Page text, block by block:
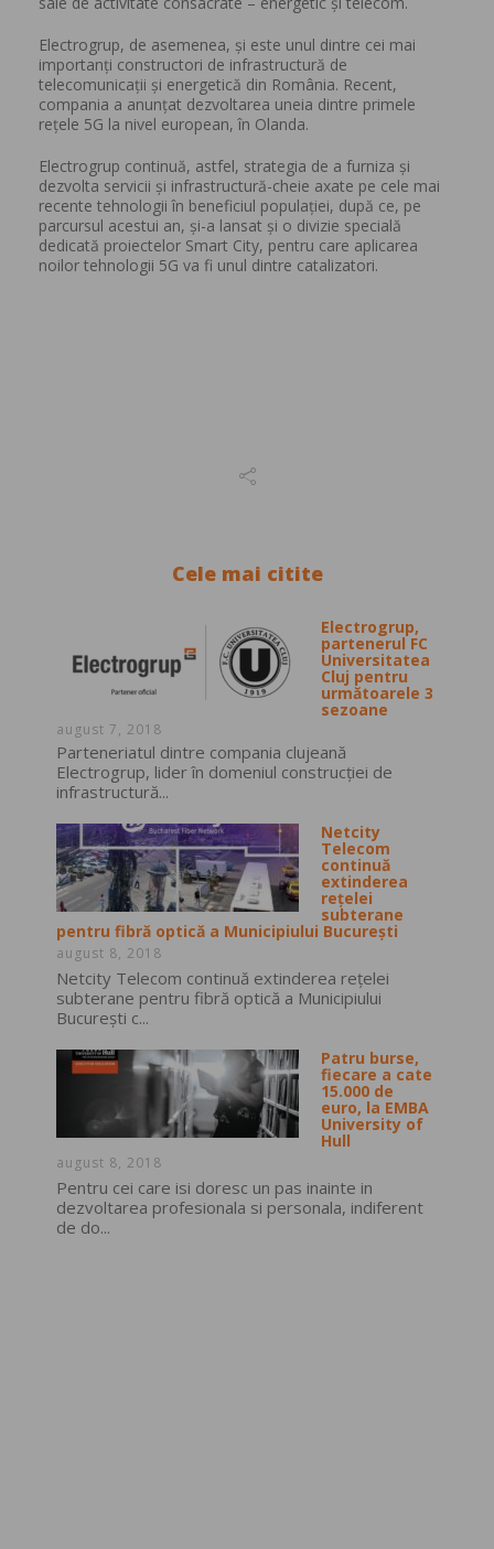
Electrogrup, de asemenea, și este unul dintre cei mai
importanți constructori de infrastructură de
telecomunicații și energetică din România. Recent,
compania a anunțat dezvoltarea uneia dintre primele
rețele 5G la nivel european, în Olanda.
Electrogrup continuă, astfel, strategia de a furniza și
dezvolta servicii și infrastructură-cheie axate pe cele mai
recente tehnologii în beneficiul populației, după ce, pe
parcursul acestui an, și-a lansat și o divizie specială
dedicată proiectelor Smart City, pentru care aplicarea
noilor tehnologii 5G va fi unul dintre catalizatori.
Cele mai citite
Electrogrup,
partenerul FC
Universitatea
Cluj pentru
următoarele 3
sezoane
august 7, 2018
Parteneriatul dintre compania clujeană
Electrogrup, lider în domeniul construcţiei de
infrastructură...
Netcity
Telecom
continuă
extinderea
rețelei
subterane
pentru fibră optică a Municipiului București
august 8, 2018
Netcity Telecom continuă extinderea rețelei
subterane pentru fibră optică a Municipiului
București c...
Patru burse,
fiecare a cate
15.000 de
euro, la EMBA
University of
Hull
august 8, 2018
Pentru cei care isi doresc un pas inainte in
dezvoltarea profesionala si personala, indiferent
de do...